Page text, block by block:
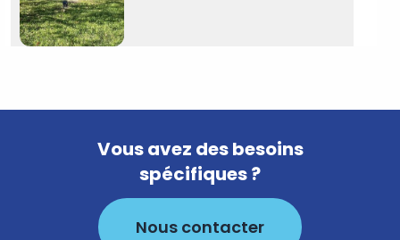
Vous avez des besoins
spécifiques ?
Nous contacter